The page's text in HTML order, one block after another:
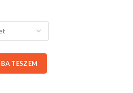
TESZEM